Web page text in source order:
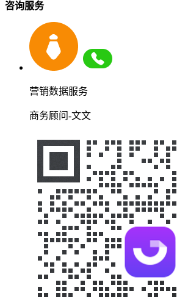
咨询服务
营销数据服务
商务顾问-文文